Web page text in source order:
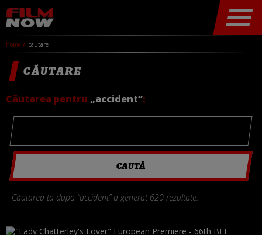
home cautare
CĂUTARE
Căutarea pentru „accident”:
Căutarea ta dupa “accident” a generat 620 rezultate.